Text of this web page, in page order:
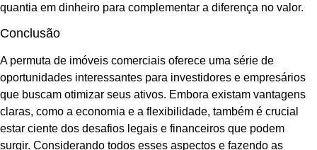
quantia em dinheiro para complementar a diferença no valor.
Conclusão
A permuta de imóveis comerciais oferece uma série de
oportunidades interessantes para investidores e empresários
que buscam otimizar seus ativos. Embora existam vantagens
claras, como a economia e a flexibilidade, também é crucial
estar ciente dos desafios legais e financeiros que podem
surgir. Considerando todos esses aspectos e fazendo as